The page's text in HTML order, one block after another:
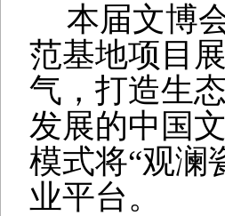
本届文博
范基地项目
气，打造生
发展的中国
模式将“观澜
业平台。